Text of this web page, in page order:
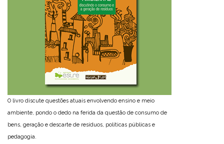
O livro discute questões atuais envolvendo ensino e meio
ambiente, pondo o dedo na ferida da questão de consumo de
bens, geração e descarte de resíduos, políticas públicas e
pedagogia.